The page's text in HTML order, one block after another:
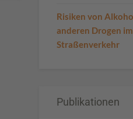
Risiken von
anderen Drogen im
Straßenverkehr
Publikationen